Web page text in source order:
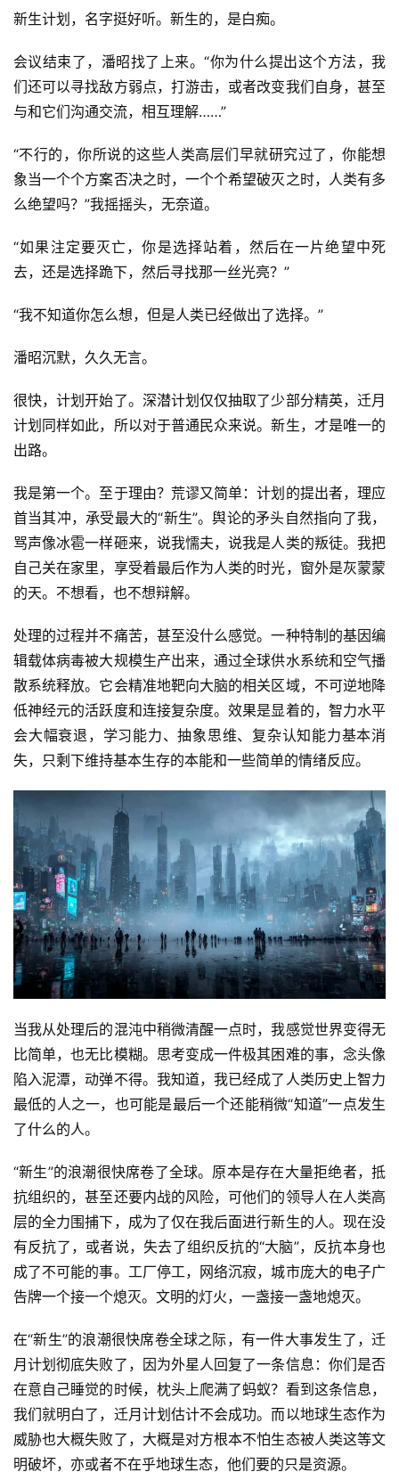
零
重
力
科
幻
文
投
稿
文
章
新生计划，名字挺好听。新生的，是白痴。
会议结束了，潘昭找了上来。“你为什么提出这个方法，我
们还可以寻找敌方弱点，打游击，或者改变我们自身，甚至
与和它们沟通交流，相互理解……”
“不行的，你所说的这些人类高层们早就研究过了，你能想
象当一个个方案否决之时，一个个希望破灭之时，人类有多
么绝望吗？”我摇摇头，无奈道。
“如果注定要灭亡，你是选择站着，然后在一片绝望中死
去，还是选择跪下，然后寻找那一丝光亮？”
“我不知道你怎么想，但是人类已经做出了选择。”
潘昭沉默，久久无言。
很快，计划开始了。深潜计划仅仅抽取了少部分精英，迁月
计划同样如此，所以对于普通民众来说。新生，才是唯一的
出路。
我是第一个。至于理由？荒谬又简单：计划的提出者，理应
首当其冲，承受最大的“新生”。舆论的矛头自然指向了我，
骂声像冰雹一样砸来，说我懦夫，说我是人类的叛徒。我把
自己关在家里，享受着最后作为人类的时光，窗外是灰蒙蒙
的天。不想看，也不想辩解。
处理的过程并不痛苦，甚至没什么感觉。一种特制的基因编
辑载体病毒被大规模生产出来，通过全球供水系统和空气播
散系统释放。它会精准地靶向大脑的相关区域，不可逆地降
低神经元的活跃度和连接复杂度。效果是显着的，智力水平
会大幅衰退，学习能力、抽象思维、复杂认知能力基本消
失，只剩下维持基本生存的本能和一些简单的情绪反应。
当我从处理后的混沌中稍微清醒一点时，我感觉世界变得无
比简单，也无比模糊。思考变成一件极其困难的事，念头像
陷入泥潭，动弹不得。我知道，我已经成了人类历史上智力
最低的人之一，也可能是最后一个还能稍微“知道”一点发生
了什么的人。
“新生”的浪潮很快席卷了全球。原本是存在大量拒绝者，抵
抗组织的，甚至还要内战的风险，可他们的领导人在人类高
层的全力围捕下，成为了仅在我后面进行新生的人。现在没
有反抗了，或者说，失去了组织反抗的“大脑”，反抗本身也
成了不可能的事。工厂停工，网络沉寂，城市庞大的电子广
告牌一个接一个熄灭。文明的灯火，一盏接一盏地熄灭。
在“新生”的浪潮很快席卷全球之际，有一件大事发生了，迁
月计划彻底失败了，因为外星人回复了一条信息：你们是否
在意自己睡觉的时候，枕头上爬满了蚂蚁？看到这条信息，
我们就明白了，迁月计划估计不会成功。而以地球生态作为
威胁也大概失败了，大概是对方根本不怕生态被人类这等文
明破坏，亦或者不在乎地球生态，他们要的只是资源。